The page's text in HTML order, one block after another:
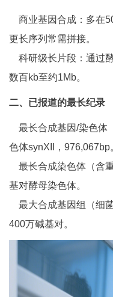
商业基因合成：多在
更长序列常需拼接。
科研级长片段：通过
数百kb至约1Mb。
二、已报道的最长纪录
最长合成基因/染色体
色体synXII，976,067bp
最长合成染色体（含
基对酵母染色体。
最大合成基因组（细
400万碱基对。